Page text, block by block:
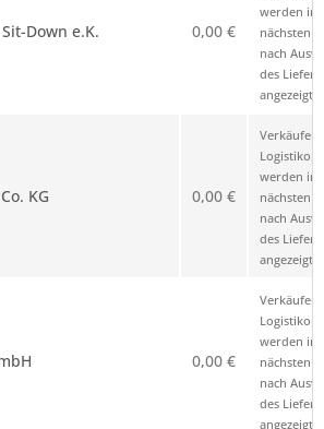
Down e.K. 0,00 €
werden im
nächsten
nach
des
angezeigt.
KG 0,00 €
Verkäufer
werden im
nächsten
nach
des
angezeigt.
0,00 €
Verkäufer
werden im
nächsten
nach
des
angezeigt.